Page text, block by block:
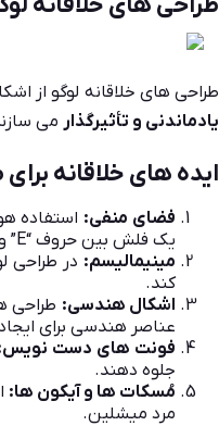
طراحی های خلاقانه لوگو از
یادماندنی و تأثیرگذار می
ایده های خلاقانه
فضای منفی:
یک فلش بین حروف “E” و “x” پنهان شده که نماد سرعت و دقت است.
مینیمالیسم: در طراحی
کند.
اشکال هندسی: طراحی
عناصر هندسی برای
فونت های دست نویس
جلوه دهند.
مُسکات ها و آیکون ها:
مرد میشلین.